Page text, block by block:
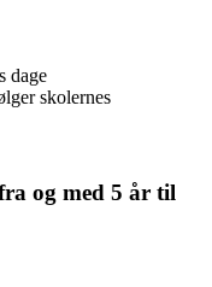
dage
skolernes
og med 5 år til